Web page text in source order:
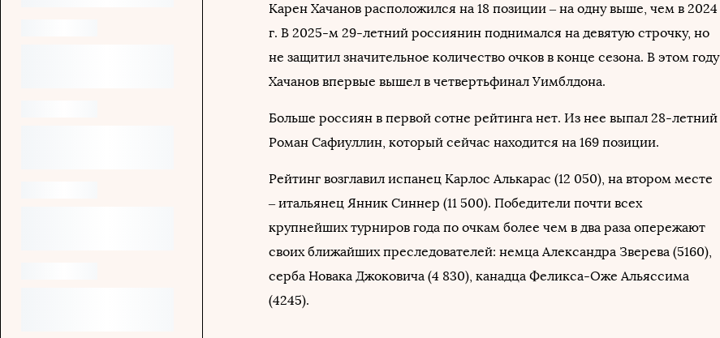
Карен Хачанов расположился на 18 позиции – на одну выше, чем в 2024
г. В 2025-м 29-летний россиянин поднимался на девятую строчку, но
не защитил значительное количество очков в конце сезона. В этом году
Хачанов впервые вышел в четвертьфинал Уимблдона.
Больше россиян в первой сотне рейтинга нет. Из нее выпал 28-летний
Роман Сафиуллин, который сейчас находится на 169 позиции.
Рейтинг возглавил испанец Карлос Алькарас (12 050), на втором месте
– итальянец Янник Синнер (11 500). Победители почти всех
крупнейших турниров года по очкам более чем в два раза опережают
своих ближайших преследователей: немца Александра Зверева (5160),
серба Новака Джоковича (4 830), канадца Феликса-Оже Альяссима
(4245).